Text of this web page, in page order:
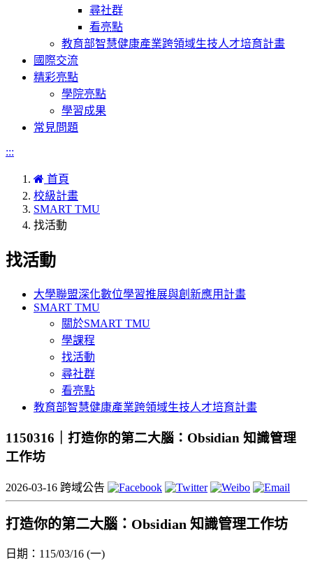
尋社群
看亮點
教育部智慧健康產業跨領域生技人才培育計畫
國際交流
精彩亮點
學院亮點
學習成果
常見問題
:::
首頁
校級計畫
SMART TMU
找活動
找活動
大學聯盟深化數位學習推展與創新應用計畫
SMART TMU
關於SMART TMU
學課程
找活動
尋社群
看亮點
教育部智慧健康產業跨領域生技人才培育計畫
1150316｜打造你的第二大腦：Obsidian 知識管理
工作坊
2026-03-16 跨域公告
打造你的第二大腦：Obsidian 知識管理工作坊
日期：115/03/16 (一)